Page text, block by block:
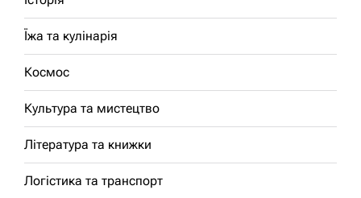
Їжа та кулінарія
Космос
Культура та мистецтво
Література та книжки
Логістика та транспорт